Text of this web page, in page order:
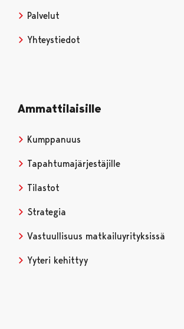
Palvelut
Yhteystiedot
Ammattilaisille
Kumppanuus
Tapahtumajärjestäjille
Tilastot
Strategia
Vastuullisuus matkailuyrityksissä
Yyteri kehittyy